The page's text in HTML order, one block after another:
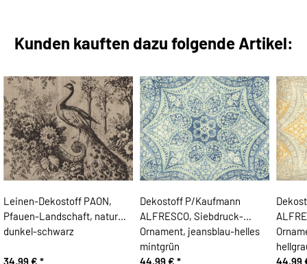
Kunden kauften dazu folgende Artikel:
Leinen-Dekostoff PAON,
Pfauen-Landschaft, natur
dunkel-schwarz
34,99 € *
Dekostoff P/Kaufmann
ALFRESCO, Siebdruck-
Ornament, jeansblau-helles
mintgrün
44,99 € *
44,99